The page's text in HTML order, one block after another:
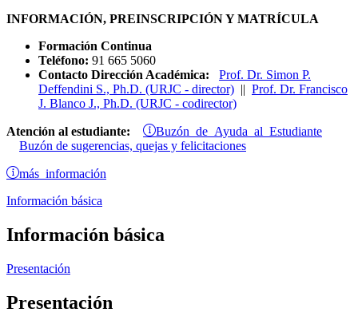
INFORMACIÓN, PREINSCRIPCIÓN Y MATRÍCULA
Formación Continua
Teléfono: 91 665 5060
Contacto Dirección Académica: Prof. Dr. Simon P.
Deffendini S., Ph.D. (URJC - director) || Prof. Dr. Francisco
J. Blanco J., Ph.D. (URJC - codirector)
Atención al estudiante: Buzón de Ayuda al Estudiante
Buzón de sugerencias, quejas y felicitaciones
más información
Información básica
Información básica
Presentación
Presentación